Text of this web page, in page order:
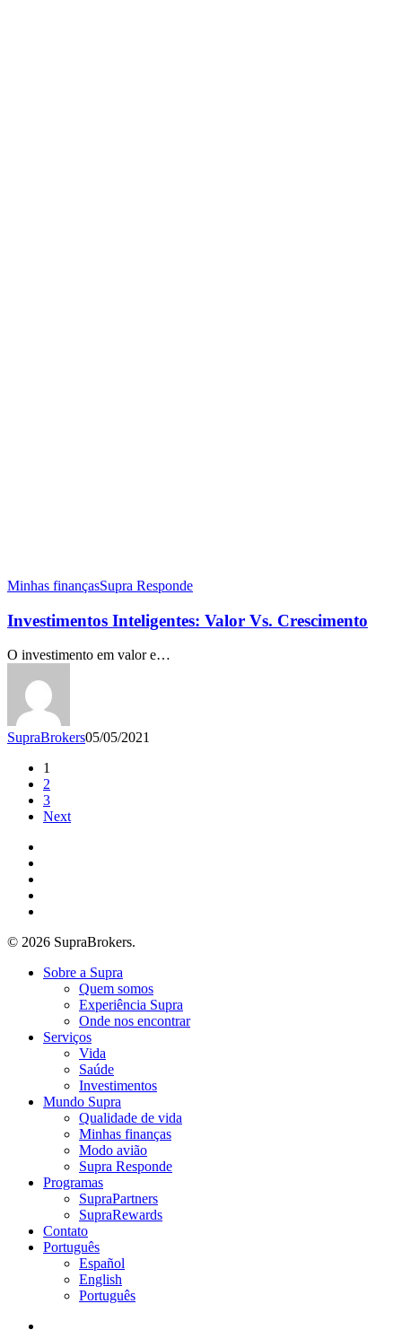
Minhas finançasSupra Responde
Investimentos Inteligentes: Valor Vs. Crescimento
O investimento em valor e…
SupraBrokers05/05/2021
1
2
3
Next
© 2026 SupraBrokers.
Close
Sobre a Supra
Quem somos
Experiência Supra
Onde nos encontrar
Serviços
Vida
Saúde
Investimentos
Mundo Supra
Qualidade de vida
Minhas finanças
Modo avião
Supra Responde
Programas
SupraPartners
SupraRewards
Contato
Português
Español
English
Português